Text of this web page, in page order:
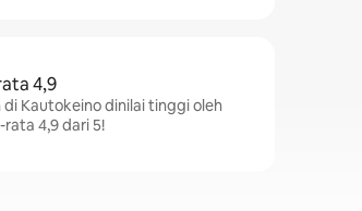
4,9
di Kautokeino dinilai tinggi oleh
4,9 dari 5!